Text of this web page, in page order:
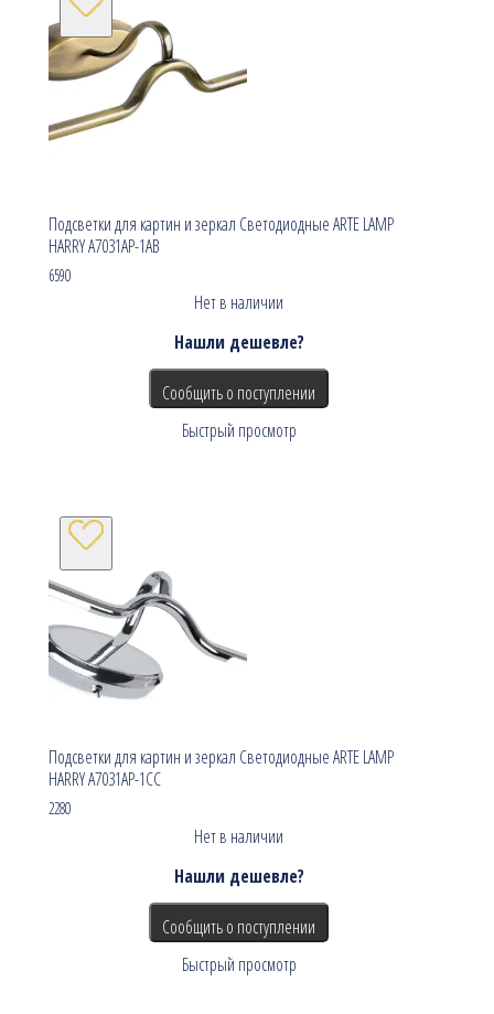
Подсветки для картин и зеркал Светодиодные ARTE LAMP
HARRY A7031AP-1AB
6590
Нет в наличии
Нашли дешевле?
Сообщить о поступлении
Быстрый просмотр
Подсветки для картин и зеркал Светодиодные ARTE LAMP
HARRY A7031AP-1CC
2280
Нет в наличии
Нашли дешевле?
Сообщить о поступлении
Быстрый просмотр